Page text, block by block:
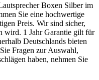
Boxen Silber im
Sie eine hochwertige
Preis. Wir sind sicher,
wird. 1 Jahr Garantie gilt für
Deutschlands bieten
Fragen zur Auswahl,
haben, nehmen Sie